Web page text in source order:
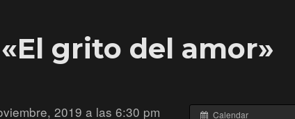
grito del amor»
Calendar
2019 a las 6:30 pm